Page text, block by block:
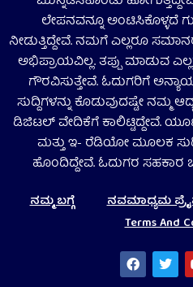
ಲೇಪನವನ್ನೂ ಅಂಟಿಸಿಕೊಳ್ಳದೆ
ನೀಡುತ್ತಿದ್ದೇವೆ. ನಮಗೆ ಎಲ್ಲರೂ
ಅಭಿಪ್ರಾಯವಿಲ್ಲ. ತಪ್ಪು ಮಾಡುವ
ಗೌರವಿಸುತ್ತೇವೆ. ಓದುಗರಿಗೆ
ಸುದ್ದಿಗಳನ್ನು ಕೊಡುವುದಷ್ಟೇ
ಡಿಜಿಟಲ್‌ ವೇದಿಕೆಗೆ ಕಾಲಿಟ್ಟಿದ್ದೇವೆ.
ಮತ್ತು ಇ- ರೆಡಿಯೋ ಮೂಲಕ
ಹೊಂದಿದ್ದೇವೆ. ಓದುಗರ ಸಹಕಾರ
ನಮ್ಮ ಬಗ್ಗೆ ನವಮಾಧ್ಯಮ
Terms And